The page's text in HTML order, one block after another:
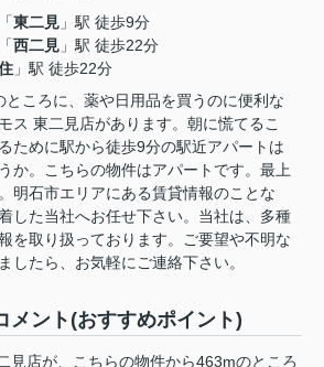
「東二見 」駅 徒歩9分
「西二見 」駅 徒歩22分
」駅 徒歩22分
ところに、薬や日用品を買うのに便利な
ス 東二見店があります。朝に慌てるこ
ために駅から徒歩9分の駅近アパートは
か。こちらの物件はアパートです。最上
明石市エリアにある賃貸情報のことな
した当社へお任せ下さい。当社は、多種
を取り扱っております。ご要望や不明な
したら、お気軽にご連絡下さい。
メント(おすすめポイント)
見店が、こちらの物件から463mのところ